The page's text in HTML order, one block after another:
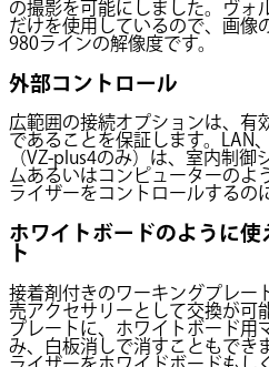
の撮影を可能にしました。ヴォ
だけを使用しているので、画像
980ラインの解像度です。
外部コントロール
広範囲の接続オプションは、有
であることを保証します。LAN
（VZ-plus4のみ）は、室内制御
ムあるいはコンピューターのよ
ライザーをコントロールするの
ホワイトボードのように
ト
接着剤付きのワーキングプレー
売アクセサリーとして交換が可
プレートに、ホワイトボード用
み、白板消しで消すこともでき